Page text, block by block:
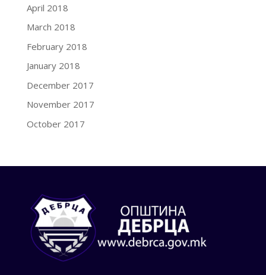
April 2018
March 2018
February 2018
January 2018
December 2017
November 2017
October 2017